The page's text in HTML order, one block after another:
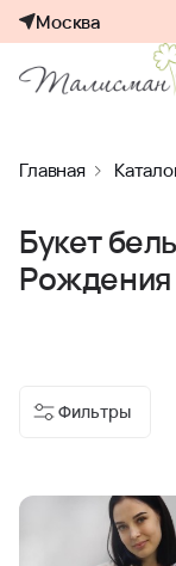
Москва
Главная
Букет
Рождения
Фильтры